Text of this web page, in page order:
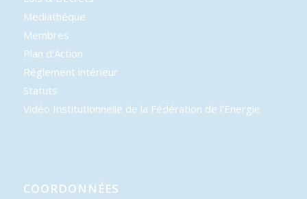
Mediathéque
Membres
Plan d’Action
Réglement intérieur
Statuts
Vidéo Institutionnelle de la Fédération de l’Energie
COORDONNÉES